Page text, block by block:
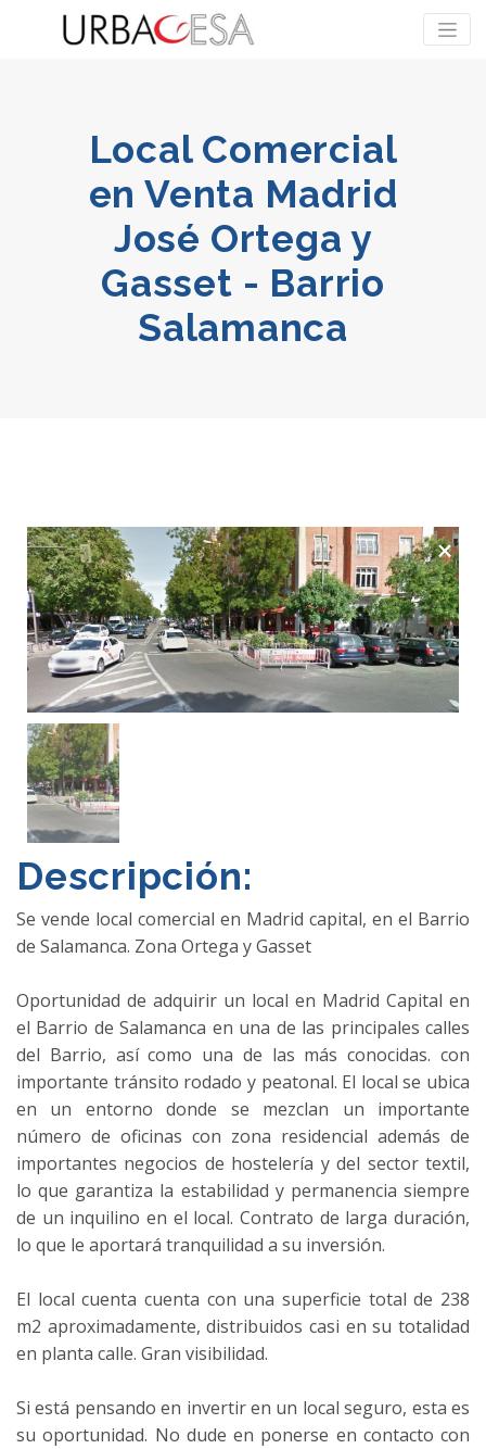
Local Comercial
en Venta Madrid
José Ortega y
Gasset - Barrio
Salamanca
×
Descripción:
Se vende local comercial en Madrid capital, en el Barrio
de Salamanca. Zona Ortega y Gasset
Oportunidad de adquirir un local en Madrid Capital en
el Barrio de Salamanca en una de las principales calles
del Barrio, así como una de las más conocidas. con
importante tránsito rodado y peatonal. El local se ubica
en un entorno donde se mezclan un importante
número de oficinas con zona residencial además de
importantes negocios de hostelería y del sector textil,
lo que garantiza la estabilidad y permanencia siempre
de un inquilino en el local. Contrato de larga duración,
lo que le aportará tranquilidad a su inversión.
El local cuenta cuenta con una superficie total de 238
m2 aproximadamente, distribuidos casi en su totalidad
en planta calle. Gran visibilidad.
Si está pensando en invertir en un local seguro, esta es
su oportunidad. No dude en ponerse en contacto con